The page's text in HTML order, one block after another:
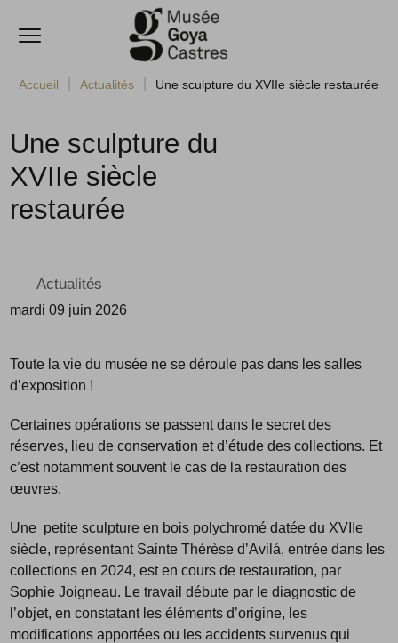
Accèder directement au contenu
Ouvrir le menu
Accueil Actualités Une sculpture du XVIIe siècle restaurée
Une sculpture du
XVIIe siècle
restaurée
Actualités
mardi 09 juin 2026
Toute la vie du musée ne se déroule pas dans les salles
d’exposition !
Certaines opérations se passent dans le secret des
réserves, lieu de conservation et d’étude des collections. Et
c’est notamment souvent le cas de la restauration des
œuvres.
Une petite sculpture en bois polychromé datée du XVIIe
siècle, représentant Sainte Thérèse d’Avilá, entrée dans les
collections en 2024, est en cours de restauration, par
Sophie Joigneau. Le travail débute par le diagnostic de
l’objet, en constatant les éléments d’origine, les
modifications apportées ou les accidents survenus qui